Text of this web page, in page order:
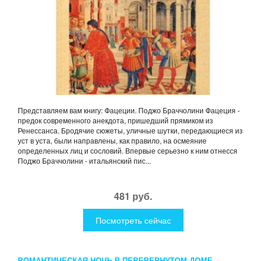
Представляем вам книгу: Фацеции. Поджо Браччолини Фацеция -
предок современного анекдота, пришедший прямиком из
Ренессанса. Бродячие сюжеты, уличные шутки, передающиеся из
уст в уста, были направлены, как правило, на осмеяние
определенных лиц и сословий. Впервые серьезно к ним отнесся
Поджо Браччолини - итальянский пис...
481 руб.
Посмотреть сейчас